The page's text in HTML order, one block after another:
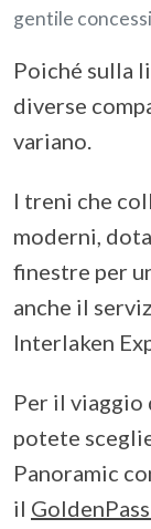
gentile
Poiché sulla
diverse
variano.
I treni che
moderni,
finestre per
anche il
Interlaken
Per il viaggio
potete
Panoramic
il